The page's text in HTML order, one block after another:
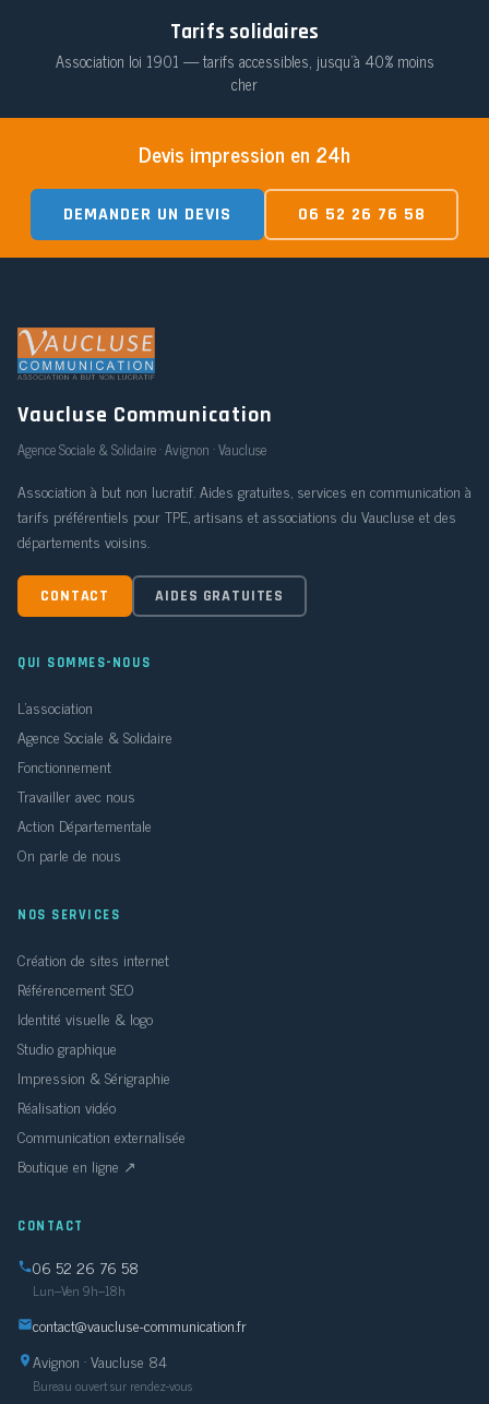
Tarifs solidaires
Association loi 1901 — tarifs accessibles, jusqu'à 40% moins
cher
Devis impression en 24h
DEMANDER UN DEVIS 06 52 26 76 58
Vaucluse Communication
Agence Sociale & Solidaire · Avignon · Vaucluse
Association à but non lucratif. Aides gratuites, services en communication à
tarifs préférentiels pour TPE, artisans et associations du Vaucluse et des
départements voisins.
CONTACT AIDES GRATUITES
QUI SOMMES-NOUS
L'association
Agence Sociale & Solidaire
Fonctionnement
Travailler avec nous
Action Départementale
On parle de nous
NOS SERVICES
Création de sites internet
Référencement SEO
Identité visuelle & logo
Studio graphique
Impression & Sérigraphie
Réalisation vidéo
Communication externalisée
Boutique en ligne ↗
CONTACT
06 52 26 76 58
Lun–Ven 9h–18h
contact@vaucluse-communication.fr
Avignon · Vaucluse 84
Bureau ouvert sur rendez-vous